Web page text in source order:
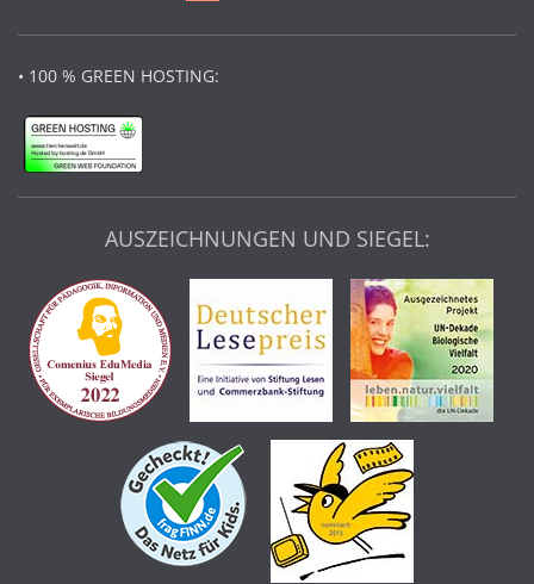
• 100 % GREEN HOSTING:
AUSZEICHNUNGEN UND SIEGEL: